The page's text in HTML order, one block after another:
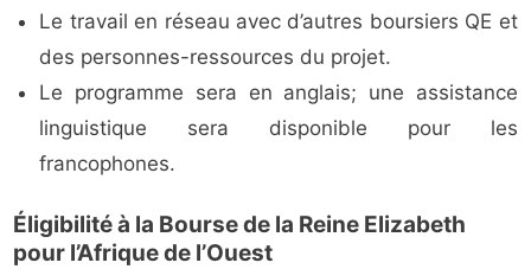
Le travail en réseau avec d’autres boursiers QE et
des personnes-ressources du projet.
Le programme sera en anglais; une assistance
linguistique sera disponible pour les
francophones.
Éligibilité à la Bourse de la Reine Elizabeth
pour l’Afrique de l’Ouest